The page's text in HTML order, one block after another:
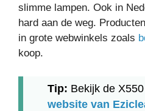
slimme lampen. Ook in
hard aan de weg.
in grote webwinkels zoals
koop.
Tip: Bekijk de X550
website van